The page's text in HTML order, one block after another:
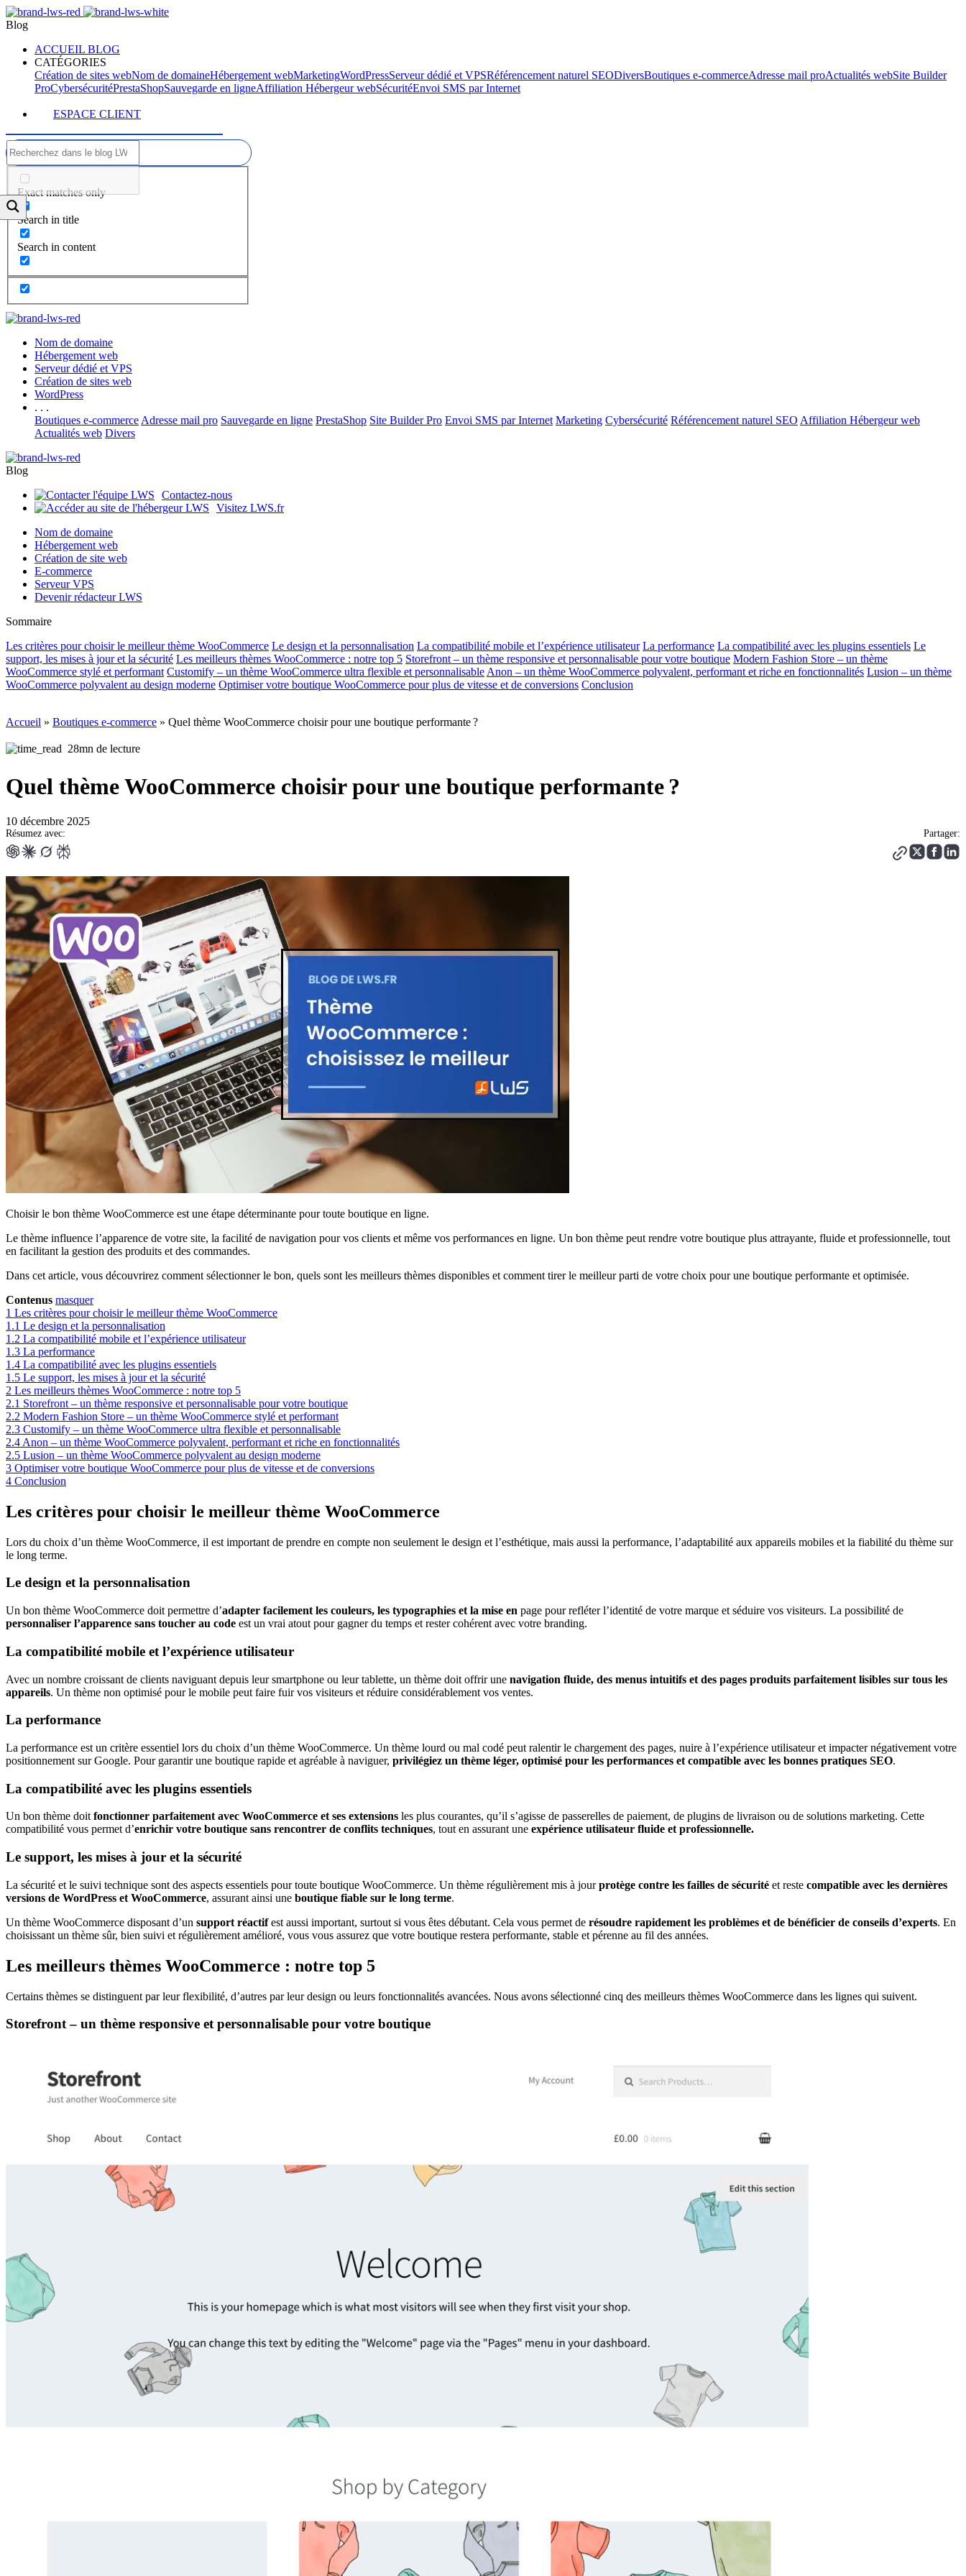
Blog
ACCUEIL BLOG
CATÉGORIES
Création de sites webNom de domaineHébergement webMarketingWordPressServeur dédié et VPSRéférencement naturel SEODiversBoutiques e-commerceAdresse mail proActualités webSite Builder
ProCybersécuritéPrestaShopSauvegarde en ligneAffiliation Hébergeur webSécuritéEnvoi SMS par Internet
ESPACE CLIENT
Exact matches only
Search in title
Search in content
Nom de domaine
Hébergement web
Serveur dédié et VPS
Création de sites web
WordPress
. . .
Boutiques e-commerce Adresse mail pro Sauvegarde en ligne PrestaShop Site Builder Pro Envoi SMS par Internet Marketing Cybersécurité Référencement naturel SEO Affiliation Hébergeur web
Actualités web Divers
Blog
Contactez-nous
Visitez LWS.fr
Nom de domaine
Hébergement web
Création de site web
E-commerce
Serveur VPS
Devenir rédacteur LWS
Sommaire
Les critères pour choisir le meilleur thème WooCommerce Le design et la personnalisation La compatibilité mobile et l’expérience utilisateur La performance La compatibilité avec les plugins essentiels Le
support, les mises à jour et la sécurité Les meilleurs thèmes WooCommerce : notre top 5 Storefront – un thème responsive et personnalisable pour votre boutique Modern Fashion Store – un thème
WooCommerce stylé et performant Customify – un thème WooCommerce ultra flexible et personnalisable Anon – un thème WooCommerce polyvalent, performant et riche en fonctionnalités Lusion – un thème
WooCommerce polyvalent au design moderne Optimiser votre boutique WooCommerce pour plus de vitesse et de conversions Conclusion
Accueil » Boutiques e-commerce » Quel thème WooCommerce choisir pour une boutique performante ?
28mn de lecture
Quel thème WooCommerce choisir pour une boutique performante ?
10 décembre 2025
Résumez avec: Partager:
Choisir le bon thème WooCommerce est une étape déterminante pour toute boutique en ligne.
Le thème influence l’apparence de votre site, la facilité de navigation pour vos clients et même vos performances en ligne. Un bon thème peut rendre votre boutique plus attrayante, fluide et professionnelle, tout
en facilitant la gestion des produits et des commandes.
Dans cet article, vous découvrirez comment sélectionner le bon, quels sont les meilleurs thèmes disponibles et comment tirer le meilleur parti de votre choix pour une boutique performante et optimisée.
Contenus masquer
1 Les critères pour choisir le meilleur thème WooCommerce
1.1 Le design et la personnalisation
1.2 La compatibilité mobile et l’expérience utilisateur
1.3 La performance
1.4 La compatibilité avec les plugins essentiels
1.5 Le support, les mises à jour et la sécurité
2 Les meilleurs thèmes WooCommerce : notre top 5
2.1 Storefront – un thème responsive et personnalisable pour votre boutique
2.2 Modern Fashion Store – un thème WooCommerce stylé et performant
2.3 Customify – un thème WooCommerce ultra flexible et personnalisable
2.4 Anon – un thème WooCommerce polyvalent, performant et riche en fonctionnalités
2.5 Lusion – un thème WooCommerce polyvalent au design moderne
3 Optimiser votre boutique WooCommerce pour plus de vitesse et de conversions
4 Conclusion
Les critères pour choisir le meilleur thème WooCommerce
Lors du choix d’un thème WooCommerce, il est important de prendre en compte non seulement le design et l’esthétique, mais aussi la performance, l’adaptabilité aux appareils mobiles et la fiabilité du thème sur
le long terme.
Le design et la personnalisation
Un bon thème WooCommerce doit permettre d’adapter facilement les couleurs, les typographies et la mise en page pour refléter l’identité de votre marque et séduire vos visiteurs. La possibilité de
personnaliser l’apparence sans toucher au code est un vrai atout pour gagner du temps et rester cohérent avec votre branding.
La compatibilité mobile et l’expérience utilisateur
Avec un nombre croissant de clients naviguant depuis leur smartphone ou leur tablette, un thème doit offrir une navigation fluide, des menus intuitifs et des pages produits parfaitement lisibles sur tous les
appareils. Un thème non optimisé pour le mobile peut faire fuir vos visiteurs et réduire considérablement vos ventes.
La performance
La performance est un critère essentiel lors du choix d’un thème WooCommerce. Un thème lourd ou mal codé peut ralentir le chargement des pages, nuire à l’expérience utilisateur et impacter négativement votre
positionnement sur Google. Pour garantir une boutique rapide et agréable à naviguer, privilégiez un thème léger, optimisé pour les performances et compatible avec les bonnes pratiques SEO.
La compatibilité avec les plugins essentiels
Un bon thème doitfonctionner parfaitement avec WooCommerce et ses extensions les plus courantes, qu’il s’agisse de passerelles de paiement, de plugins de livraison ou de solutions marketing. Cette
compatibilité vous permet d’enrichir votre boutique sans rencontrer de conflits techniques, tout en assurant une expérience utilisateur fluide et professionnelle.
Le support, les mises à jour et la sécurité
La sécurité et le suivi technique sont des aspects essentiels pour toute boutique WooCommerce. Un thème régulièrement mis à jourprotège contre les failles de sécurité et reste compatible avec les dernières
versions de WordPress et WooCommerce, assurant ainsi une boutique fiable sur le long terme.
Un thème WooCommerce disposant d’un support réactifest aussi important, surtout si vous êtes débutant. Cela vous permet de résoudre rapidement les problèmes et de bénéficier de conseils d’experts. En
choisissant un thème sûr, bien suivi et régulièrement amélioré, vous vous assurez que votre boutique restera performante, stable et pérenne au fil des années.
Les meilleurs thèmes WooCommerce : notre top 5
Certains thèmes se distinguent par leur flexibilité, d’autres par leur design ou leurs fonctionnalités avancées. Nous avons sélectionné cinq des meilleurs thèmes WooCommerce dans les lignes qui suivent.
Storefront – un thème responsive et personnalisable pour votre boutique